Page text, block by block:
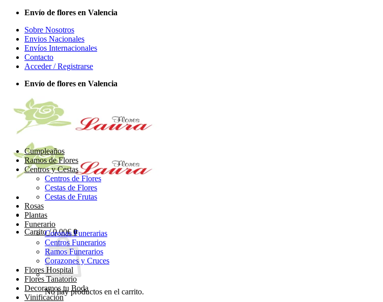
Saltar
contenido
Envío de flores en Valencia
Sobre Nosotros
Envios Nacionales
Envíos Internacionales
Contacto
Acceder / Registrarse
Envío de flores en Valencia
Carrito /0,00€ 0
No hay productos en el carrito.
Cumpleaños
Ramos de Flores
Centros y Cestas
Centros de Flores
Cestas de Flores
Cestas de Frutas
Rosas
Plantas
Funerario
Coronas Funerarias
Centros Funerarios
Ramos Funerarios
Corazones y Cruces
Flores Hospital
Flores Tanatorio
Decoramos tu Boda
Vinificación